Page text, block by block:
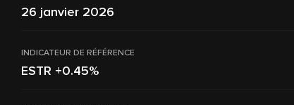
26 janvier 2026
INDICATEUR DE RÉFÉRENCE
ESTR +0.45%